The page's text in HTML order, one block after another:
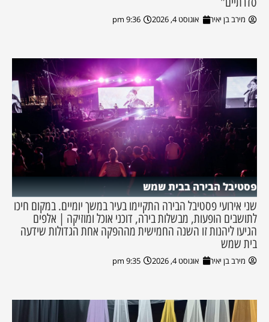
מירב בן יאיר אוגוסט 4, 2026 9:36 pm
פסטיבל הבירה בבית שמש
שני אירועי פסטיבל הבירה התקיימו בעיר במשך יומיים. במקום חיכו
לתושבים הופעות, מבשלות בירה, דוכני אוכל ומוזיקה | אלפים
הגיעו ליהנות זו השנה החמישית מההפקה אחת הגדולות שידעה
בית שמש
מירב בן יאיר אוגוסט 4, 2026 9:35 pm